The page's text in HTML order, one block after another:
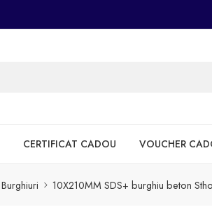
CERTIFICAT CADOU VOUCHER
Burghiuri 10X210MM SDS+ burghiu beton